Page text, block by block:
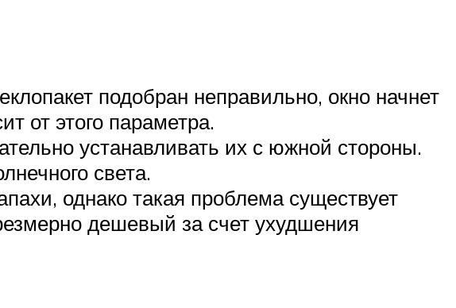
подобран неправильно, окно начнет
от этого параметра.
устанавливать их с южной стороны.
света.
однако такая проблема существует
дешевый за счет ухудшения